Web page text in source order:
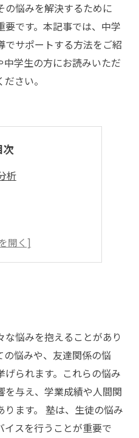
の悩みを解決するために
です。本記事では、中学
でサポートする方法をご紹
学生の方にお読みいただ
さい。
次
析
処
悩みを抱えることがあり
の悩みや、友達関係の悩
られます。これらの悩み
を与え、学業成績や人間関
ます。 塾は、生徒の悩み
イスを行うことが重要で